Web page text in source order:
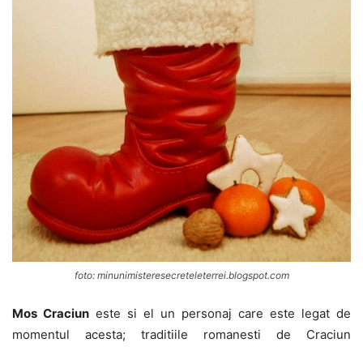
foto: minunimisteresecreteleterrei.blogspot.com
Mos Craciun este si el un personaj care este legat de
momentul acesta; traditiile romanesti de Craciun